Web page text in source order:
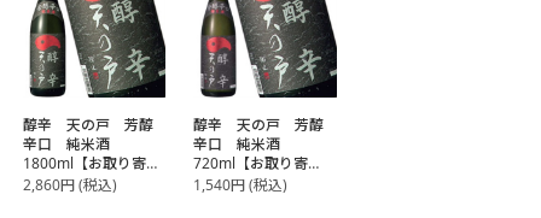
醇辛 天の戸 芳醇
辛口 純米酒
1800ml【お取り寄
せ】
2,860円(税込)
醇辛 天の戸 芳醇
辛口 純米酒
720ml【お取り寄
せ】
1,540円(税込)